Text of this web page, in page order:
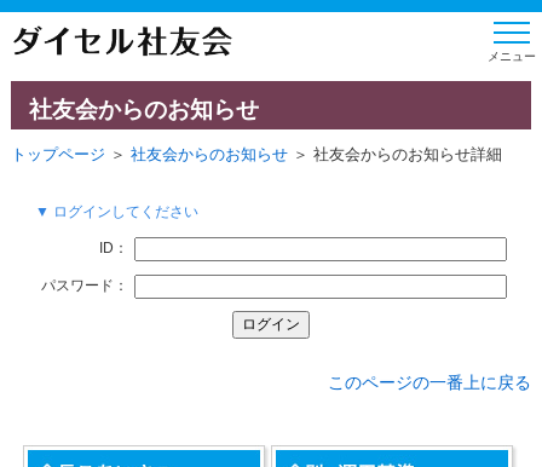
社友会からのお知らせ
トップページ ＞ 社友会からのお知らせ＞ 社友会からのお知らせ詳細
▼ ログインしてください
ID：
パスワード：
このページの一番上に戻る